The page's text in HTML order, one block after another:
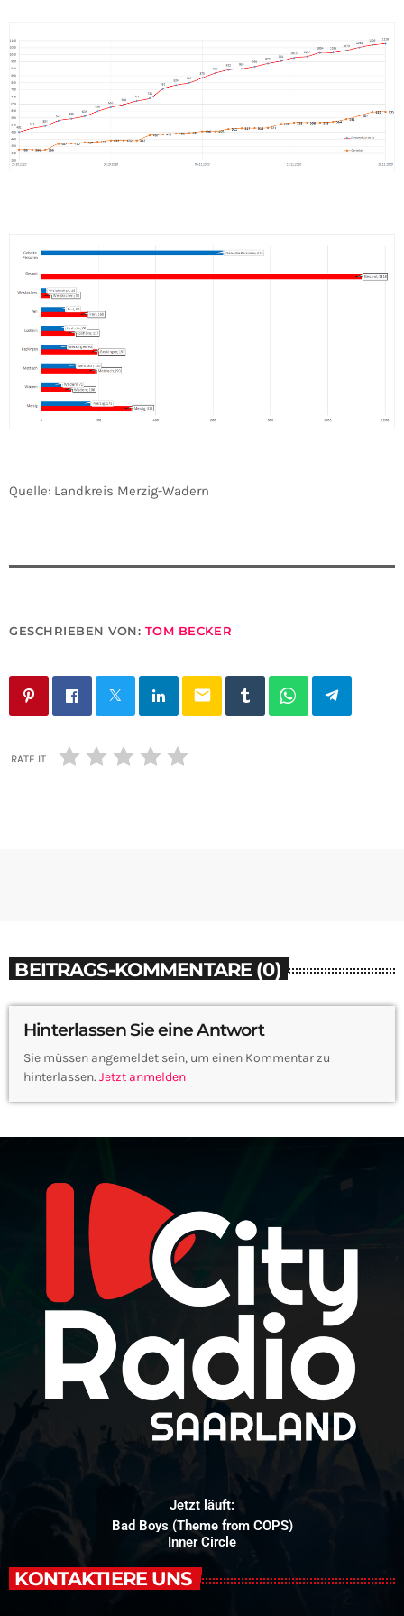
Quelle: Landkreis Merzig-Wadern
GESCHRIEBEN VON: TOM BECKER
email
RATE IT
BEITRAGS-KOMMENTARE (0)
Hinterlassen Sie eine Antwort
Sie müssen angemeldet sein, um einen Kommentar zu
hinterlassen. Jetzt anmelden
Jetzt läuft:
Bad Boys (Theme from COPS)
Inner Circle
KONTAKTIERE UNS